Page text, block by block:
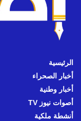
الرئيسية
أخبار الصحراء
أخبار وطنية
أصوات نيوز TV
أنشطة ملكية